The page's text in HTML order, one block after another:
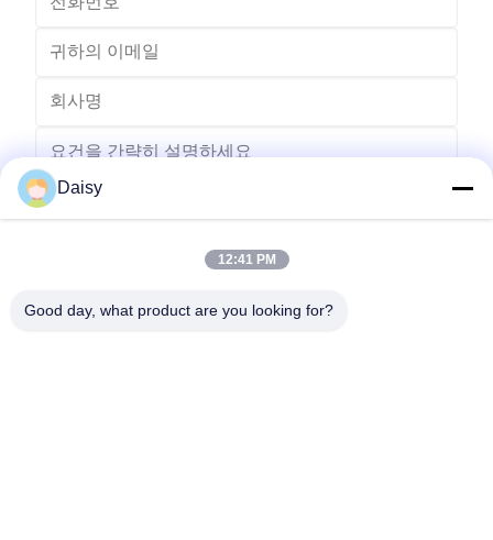
Daisy
12:41 PM
Good day, what product are you looking for?